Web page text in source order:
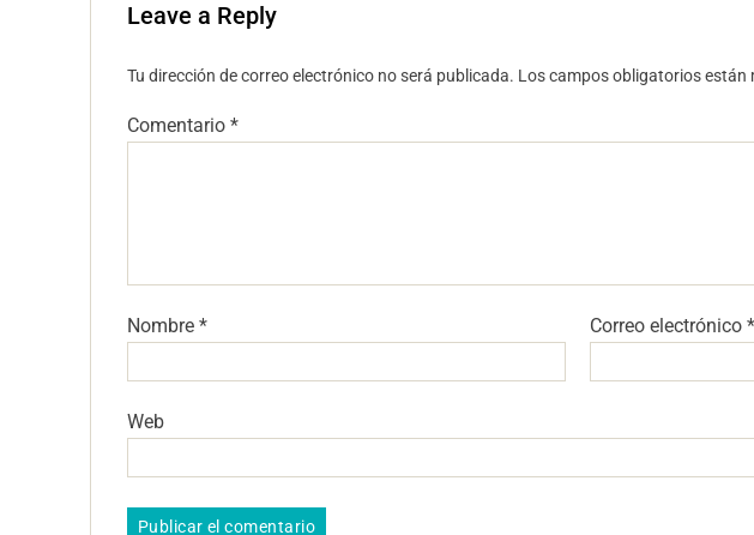
Leave a Reply
Tu dirección de correo electrónico no será publicada. Los campos obligatorios están
Comentario *
Nombre * Correo electrónico*
Web